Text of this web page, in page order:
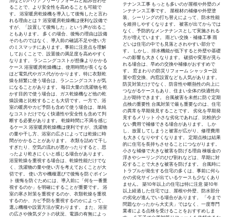
ることで、より安全性を高めることも可能で
す。 浴室暖房乾燥機を導入して後悔したと言わ
れる理由とは？ 浴室暖房乾燥機は便利な設備で
すが、「設置して後悔した」という声が出るこ
ともあります。 多くの場合、後悔の理由は設備
そのものではなく、導入前の確認不足や使い方
のミスマッチにあります。事前に注意点を理解
しておくことで、設置後の満足度を高めやすく
なります。 ランニングコストが想像よりかかる
ケース 浴室暖房乾燥機は、使用時間が長くなる
ほど電気代やガス代がかかります。特に衣類乾
燥を頻繁に使う場合は、ランニングコストが気
になることがあります。 毎日大量の洗濯物を乾
かす目的で使う場合は、ガス乾燥機など他の乾
燥設備と比較することも大切です。一方で、浴
室の暖房やカビ予防も含めて使う場合は、単純
なコストだけでなく快適性や安全性も含めて判
断する必要があります。 乾燥時間に不満を感じ
るケース 浴室暖房乾燥機は便利ですが、洗濯物
の量や干し方、浴室の広さによっては乾燥に時
間がかかることがあります。 衣類を詰めて干し
すぎたり、空気の流れが悪かったりすると、思
ったより乾きにくいと感じる場合があります。
浴室乾燥を重視する場合は、乾燥性能だけでな
く、洗濯物の量や使い方を考えておくことが大
切です。 使い方や機種選びで後悔を防ぐポイン
ト 後悔を防ぐためには、導入前に「何を一番重
視するのか」を明確にすることが重要です。 浴
室の寒さ対策を重視するのか、衣類乾燥を重視
するのか、カビ予防を重視するのかによって、
選ぶ機種や設置方法が変わります。 また、浴室
の広さや換気ダクトの状況、電源の有無によっ
テナンス工事 もっとも多いのが屋根や外壁のメ
ンテナンス工事です。 屋根材の補修や外壁塗
装、シーリングの打ち替えによって、防水性能
を維持しやすくなります。 被害が出てからでは
なく、予防的なメンテナンスとして実施される
方が増えています。 雨どい交換・補修工事 雨
どいは住宅の中でも見落とされやすい部分で
す。 しかし、排水機能が低下すると外壁や基礎
への影響も大きくなります。 破損や変形が見ら
れる場合は、早めの交換や補修がおすすめで
す。 窓まわりの防災リフォーム シャッター設
置や窓交換、内窓設置なども人気があります。
防災対策だけでなく、防音性や断熱性の向上に
つながるケースもあり、住まい全体の快適性向
上が期待できます。 台風被害を未然に防ぐ定期
点検の重要性 台風対策で最も重要なのは、住宅
の異常を早期発見することです。 劣化を早期発
見するメリット 小さな劣化であれば、比較的少
ない費用で補修できる場合があります。 しか
し、放置してしまうと被害が広がり、修理費用
も大きくなりやすくなります。 定期点検は結果
的に住宅を長持ちさせることにつながります。
小さな補修で大きな被害を防げる理由 棟板金の
浮きやシーリングのひび割れなどは、早期に対
応することで大きな被害を防げます。 台風時に
トラブルが発生する住宅の多くは、事前に何ら
かの劣化サインが出ているケースも少なくあり
ません。 築10年以上の住宅は特に注意 築10年
以上経過した住宅では、屋根や外壁、防水部分
の劣化が進んでいる場合があります。 「今まで
問題なかったから大丈夫」ではなく、一度専門
業者による点検を受けることをおすすめしま